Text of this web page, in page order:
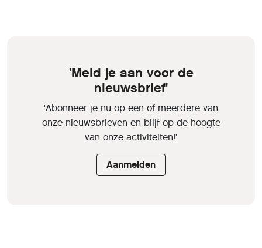
'Meld je aan voor de
nieuwsbrief'
'Abonneer je nu op een of meerdere van
onze nieuwsbrieven en blijf op de hoogte
van onze activiteiten!'
Aanmelden